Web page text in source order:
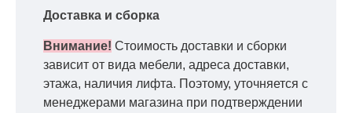
Доставка и сборка
Внимание! Стоимость доставки и сборки
зависит от вида мебели, адреса доставки,
этажа, наличия лифта. Поэтому, уточняется с
менеджерами магазина при подтверждении